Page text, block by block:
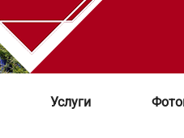
Услуги